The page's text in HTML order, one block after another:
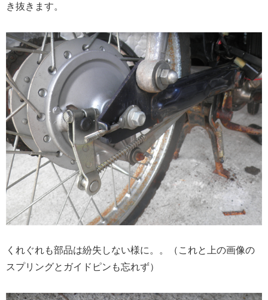
き抜きます。
くれぐれも部品は紛失しない様に。。（これと上の画像の
スプリングとガイドピンも忘れず）